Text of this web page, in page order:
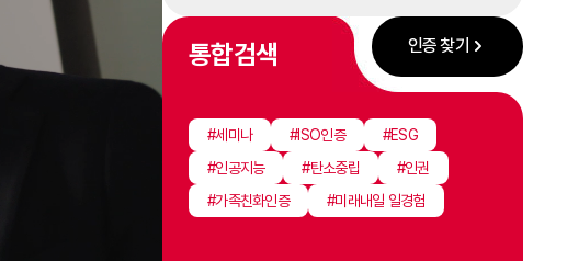
통합검색 인증 찾기
#세미나 #ISO인증
#ESG
#인공지능
#탄소중립
#인권
#가족친화인증
#미래내일 일경험